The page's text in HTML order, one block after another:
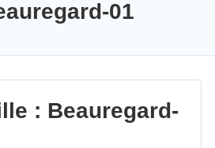
01
: Beauregard-